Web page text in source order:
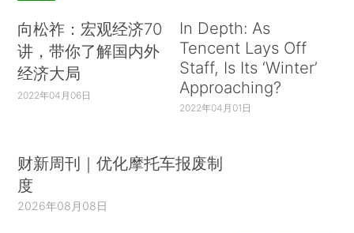
向松祚：宏观经济70
讲，带你了解国内外
经济大局
2022年04月06日
In Depth: As
Tencent Lays Off
Staff, Is Its ‘Winter’
Approaching?
2022年04月01日
财新周刊｜优化摩托车报废制
度
2026年08月08日